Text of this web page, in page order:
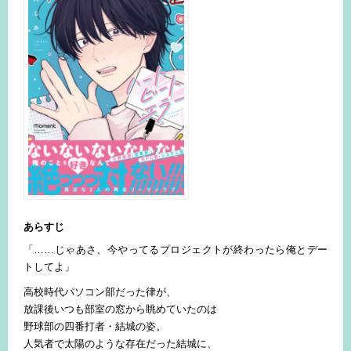
あらすじ
「……じゃあさ、今やってるプロジェクトが終わったら俺とデー
トしてよ」
高校時代パソコン部だった律が、
放課後いつも部室の窓から眺めていたのは
野球部の四番打者・結城の姿。
人気者で太陽のような存在だった結城に、